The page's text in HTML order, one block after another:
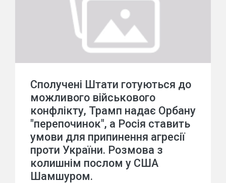
Сполучені Штати готуються до
можливого військового
конфлікту, Трамп надає Орбану
"перепочинок", а Росія ставить
умови для припинення агресії
проти України. Розмова з
колишнім послом у США
Шамшуром.